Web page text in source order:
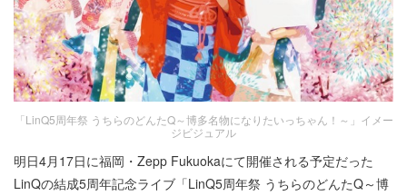
「LinQ5周年祭 うちらのどんたQ～博多名物になりたいっちゃん！～」イメー
ジビジュアル
明日4月17日に福岡・Zepp Fukuokaにて開催される予定だった
LinQの結成5周年記念ライブ「LinQ5周年祭 うちらのどんたQ～博